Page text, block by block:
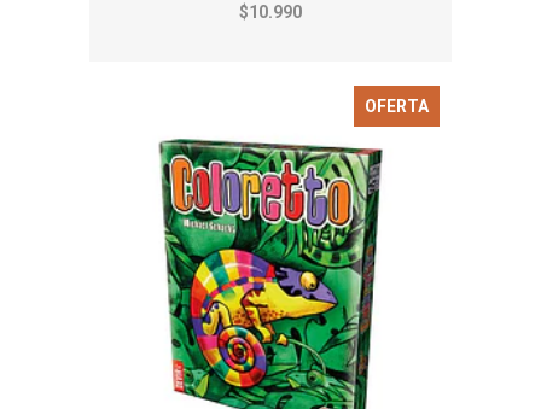
$10.990
OFERTA